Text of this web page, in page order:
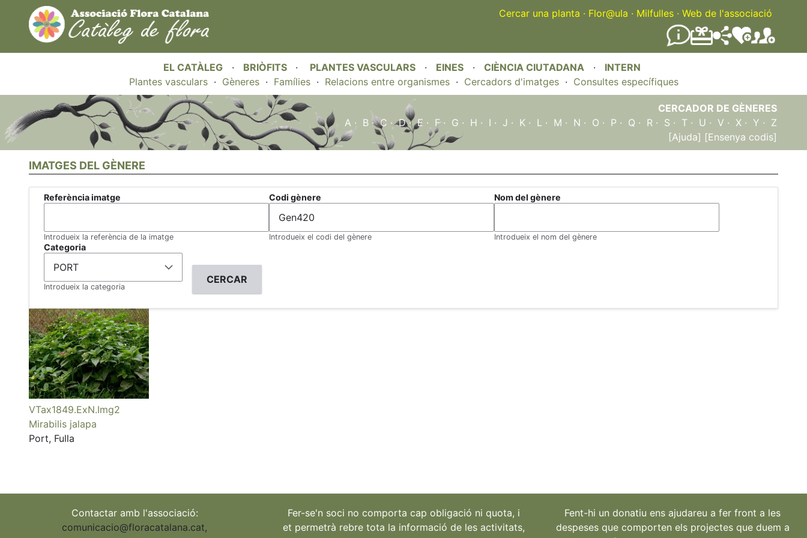
Cercar una planta · Flor@ula · Milfulles · Web de l'associació
EL CATÀLEG · BRIÒFITS · PLANTES VASCULARS · EINES · CIÈNCIA CIUTADANA · INTERN
Plantes vasculars· Gèneres· Famílies· Relacions entre organismes· Cercadors d'imatges· Consultes específiques
CERCADOR DE GÈNERES
A · B ·C ·D·E · F· G · H · I · J · K · L · M · N · O · P · Q · R · S · T · U · V · X · Y · Z
[Ajuda] [Ensenya codis]
IMATGES DEL GÈNERE
Referència imatge
Introdueix la referència de la imatge
Codi gènere
Introdueix el codi del gènere
Nom del gènere
Introdueix el nom del gènere
Categoria
Introdueix la categoria
VTax1849.ExN.Img2
Mirabilis jalapa
Port, Fulla
Contactar amb l'associació:
comunicacio@floracatalana.cat,
Fer-se'n soci no comporta cap obligació ni quota, i
et permetrà rebre tota la informació de les activitats,
Fent-hi un donatiu ens ajudareu a fer front a les
despeses que comporten els projectes que duem a